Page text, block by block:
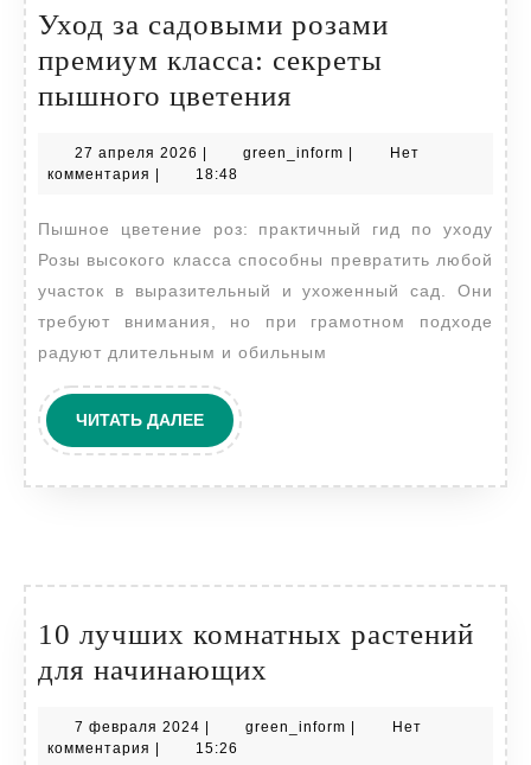
Уход за садовыми розами
премиум класса: секреты
пышного цветения
садовыми
премиум
класса:
секреты
пышного
27 апреля 2026 27
апреля
green_inform green_inform
Нет
комментария
18:48
Пышное цветение роз: практичный гид по уходу
Розы высокого класса способны превратить любой
участок в выразительный и ухоженный сад. Они
требуют внимания, но при грамотном подходе
радуют длительным и обильным
ЧИТАТЬ ДАЛЕЕЧИТАТЬ
ДАЛЕЕ
10 лучших комнатных растений
для начинающих
комнатных
7 февраля 2024 7
февраля
| green_inform green_inform
|
Нет
комментария | 15:26